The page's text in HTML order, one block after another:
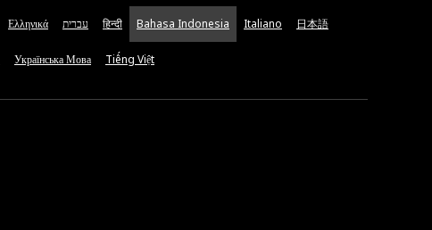
Ελληνικά עברית हिन्दी Bahasa Indonesia Italiano 日本語
Українська Мова Tiếng Việt